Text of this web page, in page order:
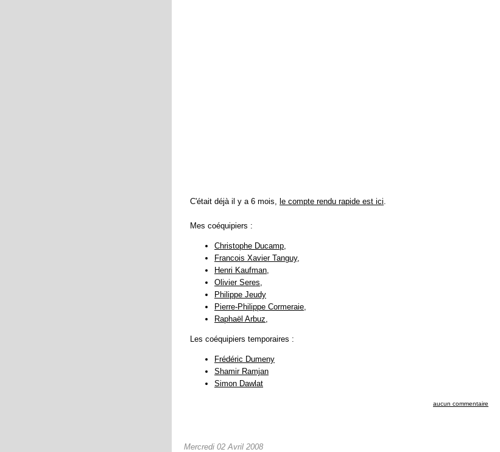
C'était déjà il y a 6 mois, le compte rendu rapide est ici.
Mes coéquipiers :
Christophe Ducamp,
Francois Xavier Tanguy,
Henri Kaufman,
Olivier Seres,
Philippe Jeudy
Pierre-Philippe Cormeraie,
Raphaël Arbuz,
Les coéquipiers temporaires :
Frédéric Dumeny
Shamir Ramjan
Simon Dawlat
aucun commentaire
Mercredi 02 Avril 2008